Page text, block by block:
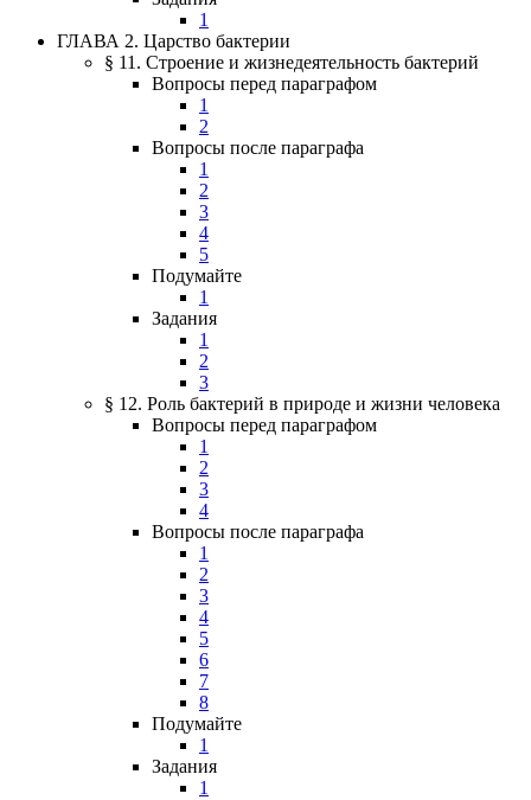
1
ГЛАВА 2. Царство бактерии
§ 11. Строение и жизнедеятельность бактерий
Вопросы перед параграфом
1
2
Вопросы после параграфа
1
2
3
4
5
Подумайте
1
Задания
1
2
3
§ 12. Роль бактерий в природе и жизни человека
Вопросы перед параграфом
1
2
3
4
Вопросы после параграфа
1
2
3
4
5
6
7
8
Подумайте
1
Задания
1